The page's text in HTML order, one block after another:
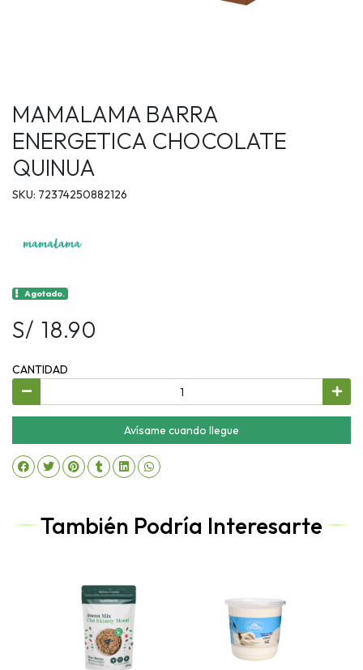
MAMALAMA BARRA
ENERGETICA CHOCOLATE
QUINUA
SKU: 72374250882126
Agotado.
S/ 18.90
CANTIDAD
Avísame cuando llegue
También Podría Interesarte